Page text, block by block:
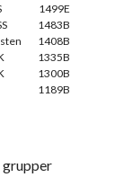
1499E
1483B
1408B
1335B
1300B
1189B
grupper